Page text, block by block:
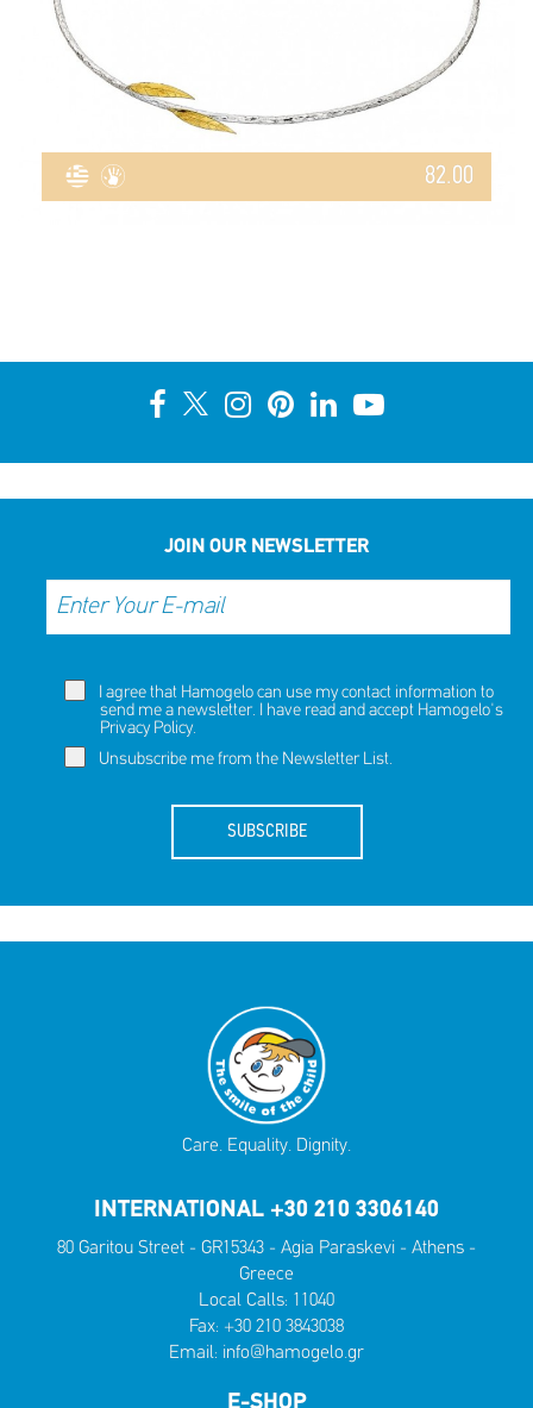
82.00
JOIN OUR NEWSLETTER
I agree that Hamogelo can use my contact information to
send me a newsletter. I have read and accept Hamogelo's
Privacy Policy.
Unsubscribe me from the Newsletter List.
SUBSCRIBE
Care. Equality. Dignity.
INTERNATIONAL +30 210 3306140
80 Garitou Street - GR15343 - Agia Paraskevi - Athens -
Greece
Local Calls: 11040
Fax: +30 210 3843038
Email: info@hamogelo.gr
E-SHOP